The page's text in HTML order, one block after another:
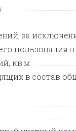
за
пользования
кв.м
в состав